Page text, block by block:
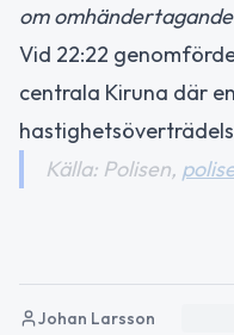
om
Vid 22:22
centrala Kiruna där
Källa: Polisen,
Johan Larsson